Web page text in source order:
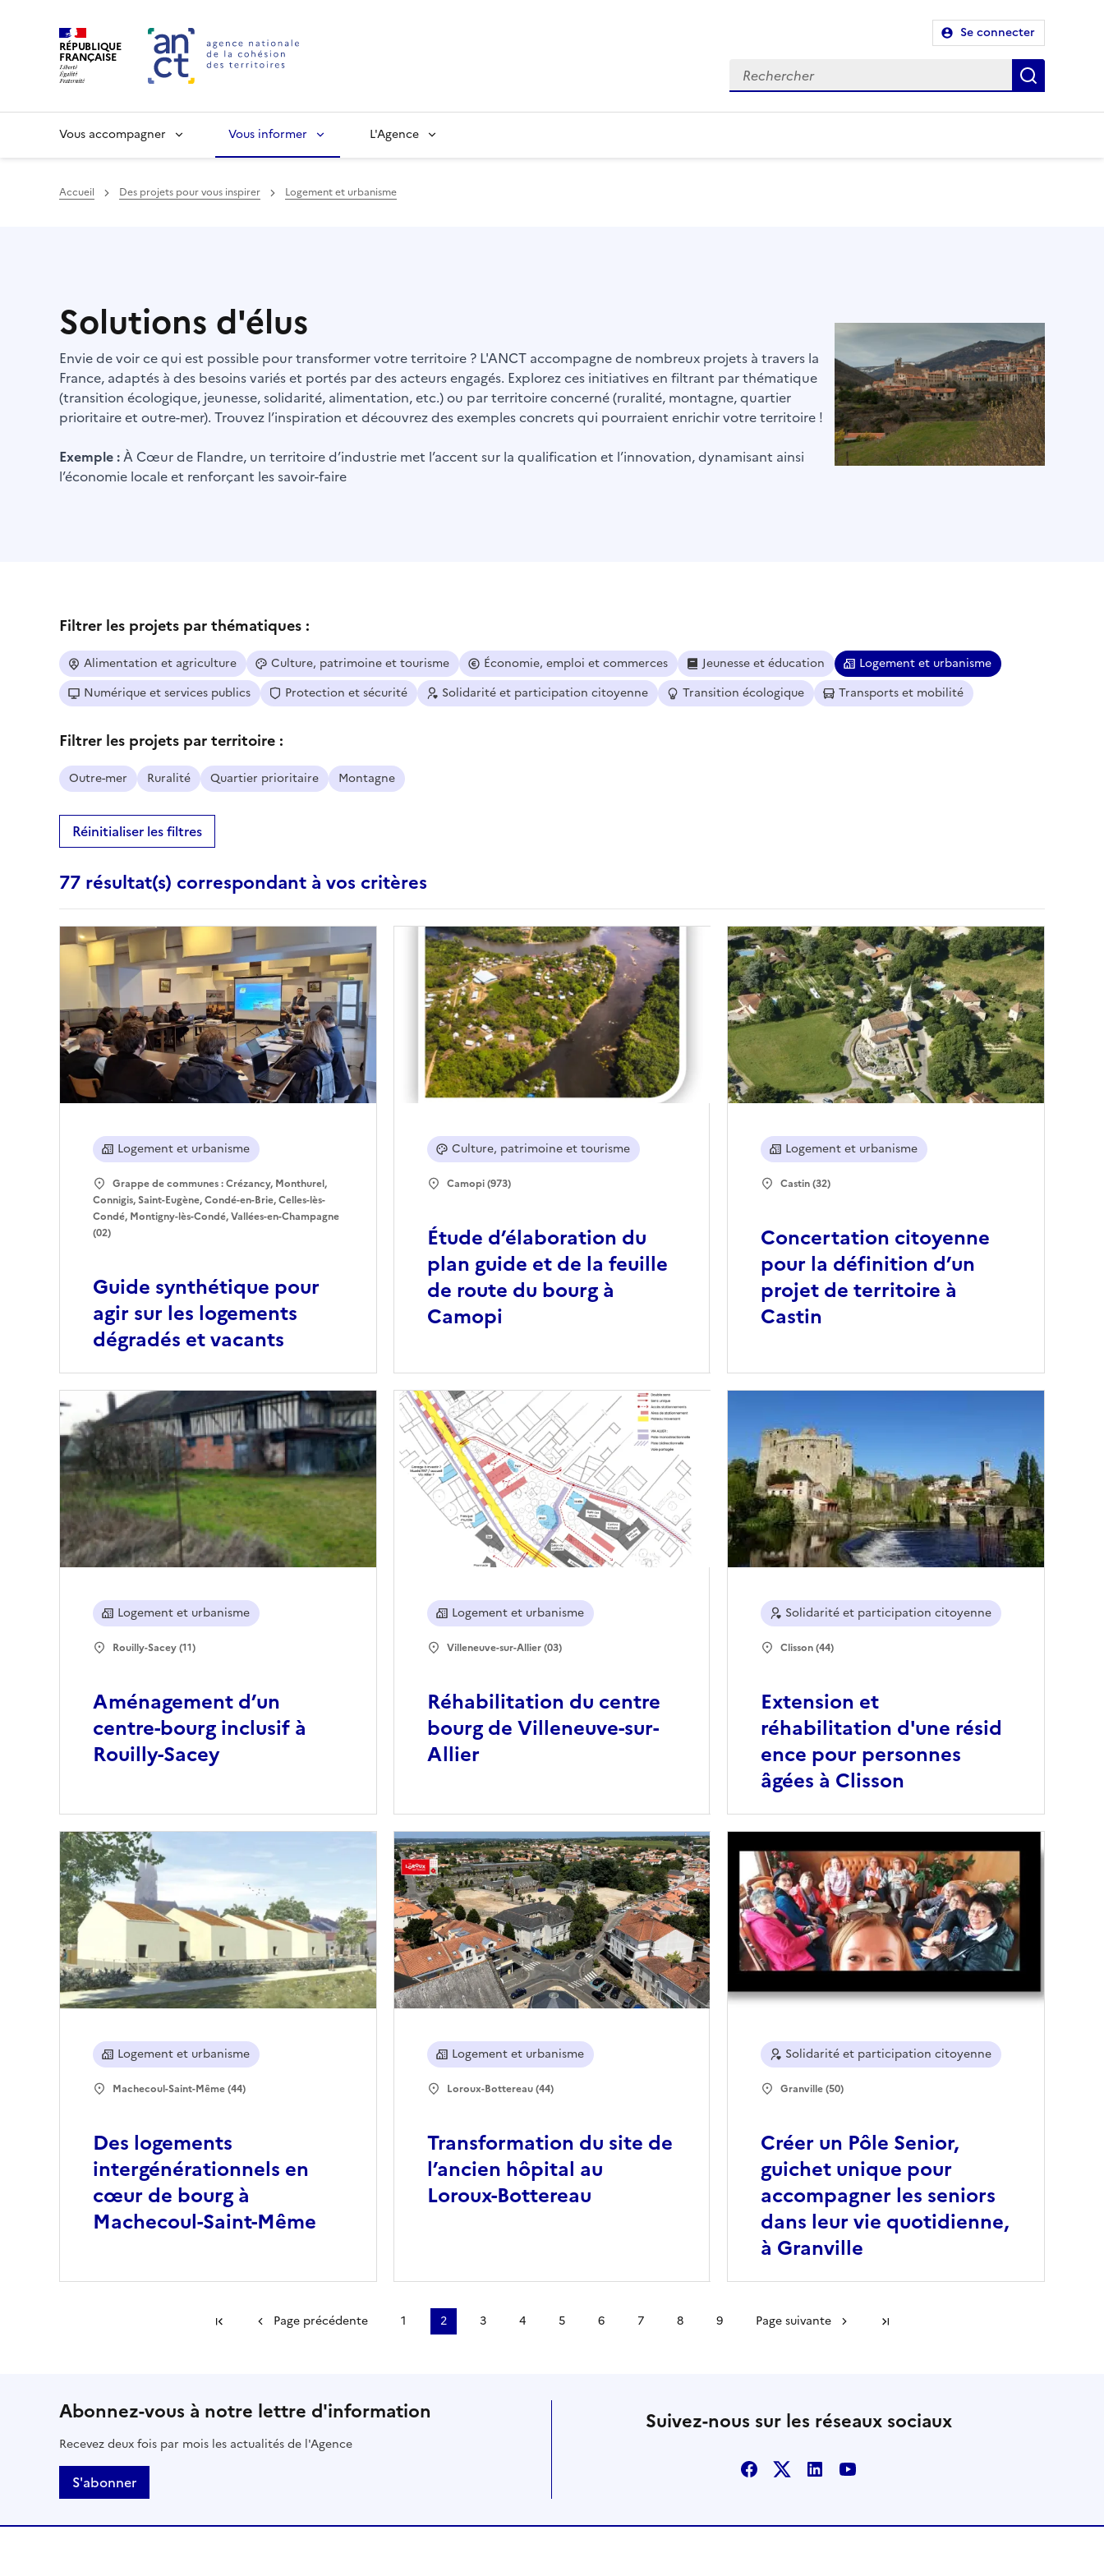
RÉPUBLIQUE
FRANÇAISE
Se connecter
Vous accompagner Vous informer L'Agence
Accueil Des projets pour vous inspirer Logement et urbanisme
Solutions d'élus
Envie de voir ce qui est possible pour transformer votre territoire ? L'ANCT accompagne de nombreux projets à travers la
France, adaptés à des besoins variés et portés par des acteurs engagés. Explorez ces initiatives en filtrant par thématique
(transition écologique, jeunesse, solidarité, alimentation, etc.) ou par territoire concerné (ruralité, montagne, quartier
prioritaire et outre-mer). Trouvez l’inspiration et découvrez des exemples concrets qui pourraient enrichir votre territoire !
Exemple :À Cœur de Flandre, un territoire d’industrie met l’accent sur la qualification et l’innovation, dynamisant ainsi
l’économie locale et renforçant les savoir-faire
Filtrer les projets par thématiques :
Alimentation et agriculture Culture, patrimoine et tourisme Économie, emploi et commerces Jeunesse et éducation
Logement et urbanisme
Numérique et services publics
Protection et sécurité Solidarité et participation citoyenne Transition écologique Transports et mobilité
Filtrer les projets par territoire :
Outre-mer Ruralité Quartier prioritaire Montagne
Réinitialiser les filtres
77 résultat(s) correspondant à vos critères
Guide synthétique pour
agir sur les logements
dégradés et vacants
Logement et urbanisme
Grappe de communes : Crézancy, Monthurel,
Connigis, Saint-Eugène, Condé-en-Brie, Celles-lès-
Condé, Montigny-lès-Condé, Vallées-en-Champagne
(02)
Étude d’élaboration du
plan guide et de la feuille
de route du bourg à
Camopi
Culture, patrimoine et tourisme
Camopi (973)
Concertation citoyenne
pour la définition d’un
projet de territoire à
Castin
Logement et urbanisme
Castin (32)
Aménagement d’un
centre-bourg inclusif à
Rouilly-Sacey
Logement et urbanisme
Rouilly-Sacey (11)
Réhabilitation du centre
bourg de Villeneuve-sur-
Allier
Logement et urbanisme
Villeneuve-sur-Allier (03)
Extension et
réhabilitation d'une résid
ence pour personnes
âgées à Clisson
Solidarité et participation citoyenne
Clisson (44)
Des logements
intergénérationnels en
cœur de bourg à
Machecoul-Saint-Même
Logement et urbanisme
Machecoul-Saint-Même (44)
Transformation du site de
l’ancien hôpital au
Loroux-Bottereau
Logement et urbanisme
Loroux-Bottereau (44)
Créer un Pôle Senior,
guichet unique pour
accompagner les seniors
dans leur vie quotidienne,
à Granville
Solidarité et participation citoyenne
Granville (50)
Première page
Page précédente 1 2 3 4 5 6 7 8 9 Page suivante
Abonnez-vous à notre lettre d'information
Recevez deux fois par mois les actualités de l'Agence
S'abonner
Suivez-nous sur les réseaux sociaux
Facebook
X LinkedinYoutube